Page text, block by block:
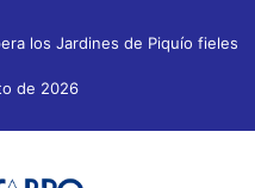
los Jardines de Piquío fieles
de 2026